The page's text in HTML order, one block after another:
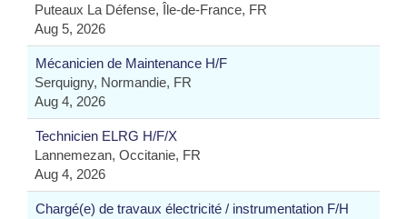
Puteaux La Défense, Île-de-France, FR
Aug 5, 2026
Mécanicien de Maintenance H/F
Serquigny, Normandie, FR
Aug 4, 2026
Technicien ELRG H/F/X
Lannemezan, Occitanie, FR
Aug 4, 2026
Chargé(e) de travaux électricité / instrumentation F/H